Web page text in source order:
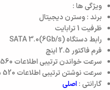
ویژگی ها :
برند : وسترن دیجیتال
ظرفیت 1 ترابایت
رابط دستگاهSATA 3.0(6Gb/s)
فرم فاکتور 2.5 اینچ
سرعت خواندن ترتیبی اطلاعات 560 مگابایت بر ثانیه
سرعت نوشتن ترتیبی اطلاعات 520 مگابایت بر ثانیه
گارانتی :اصلی